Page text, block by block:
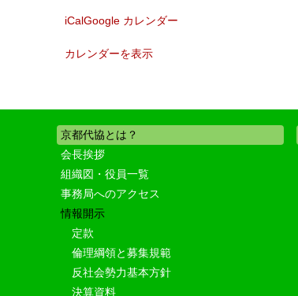
iCalGoogle カレンダー
カレンダーを表示
京都代協とは？
会長挨拶
組織図・役員一覧
事務局へのアクセス
情報開示
定款
倫理綱領と募集規範
反社会勢力基本方針
決算資料